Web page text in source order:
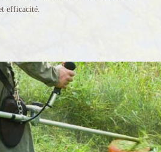
efficacité.